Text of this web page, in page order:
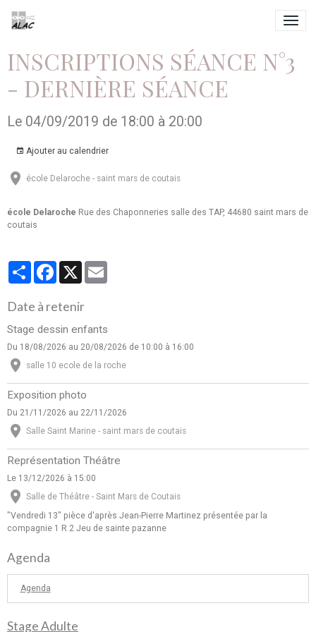
INSCRIPTIONS SÉANCE N°3
- DERNIÈRE SÉANCE
Le 04/09/2019 de 18:00 à 20:00
Ajouter au calendrier
école Delaroche - saint mars de coutais
école Delaroche Rue des Chaponneries salle des TAP, 44680 saint mars de
coutais
PartagerFacebook
X
Date à retenir
Stage dessin enfants
Du 18/08/2026 au 20/08/2026 de 10:00 à 16:00
salle 10 ecole de la roche
Exposition photo
Du 21/11/2026 au 22/11/2026
Salle Saint Marine - saint mars de coutais
Représentation Théâtre
Le 13/12/2026 à 15:00
Salle de Théâtre - Saint Mars de Coutais
"Vendredi 13" pièce d'après Jean-Pierre Martinez présentée par la
compagnie 1 R 2 Jeu de sainte pazanne
Agenda
Agenda
Stage Adulte